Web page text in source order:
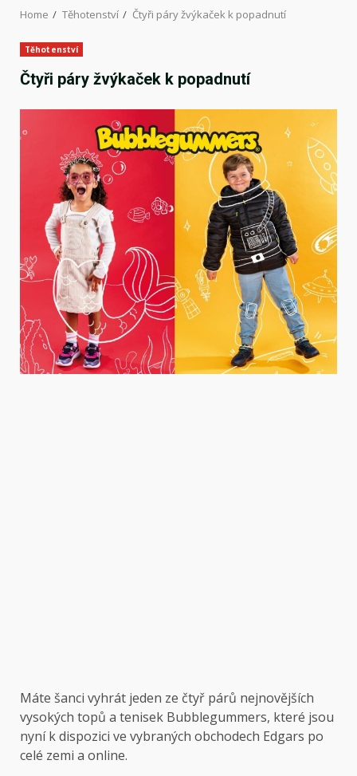
Home Těhotenství Čtyři páry žvýkaček k popadnutí
Těhotenství
Čtyři páry žvýkaček k popadnutí
Máte šanci vyhrát jeden ze čtyř párů nejnovějších
vysokých topů a tenisek Bubblegummers, které jsou
nyní k dispozici ve vybraných obchodech Edgars po
celé zemi a online.